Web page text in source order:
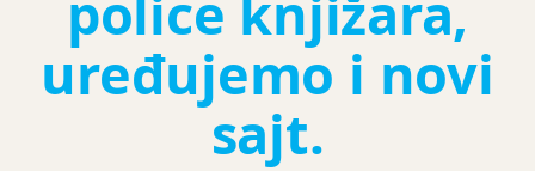
uređujemo i novi
sajt.